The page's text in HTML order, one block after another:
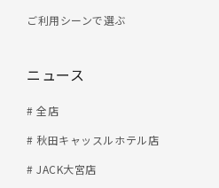
ご利用シーンで選ぶ
ニュース
# 全店
# 秋田キャッスルホテル店
# JACK大宮店